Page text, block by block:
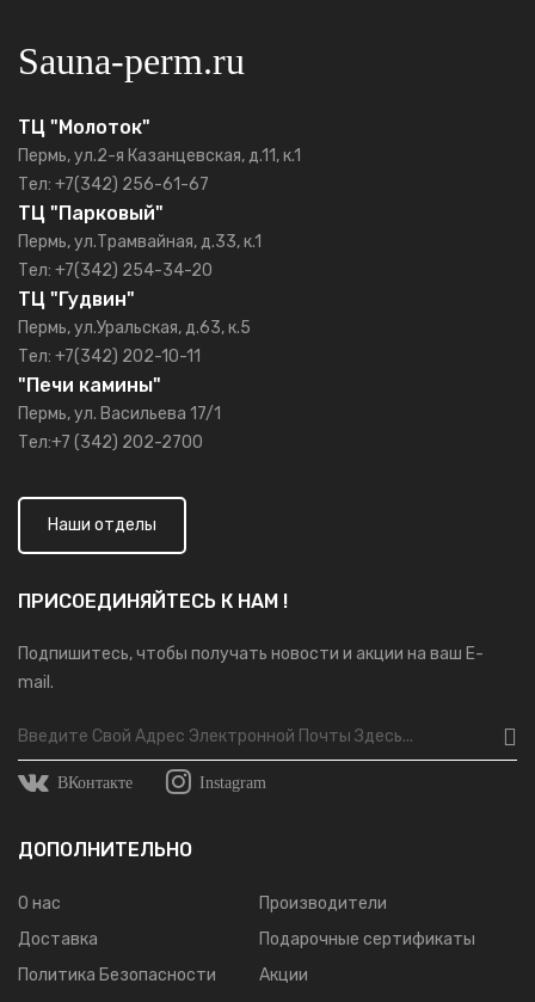
Sauna-perm.ru
ТЦ "Молоток"
Пермь, ул.2-я Казанцевская, д.11, к.1
Тел: +7(342) 256-61-67
ТЦ "Парковый"
Пермь, ул.Трамвайная, д.33, к.1
Тел: +7(342) 254-34-20
ТЦ "Гудвин"
Пермь, ул.Уральская, д.63, к.5
Тел: +7(342) 202-10-11
"Печи камины"
Пермь, ул. Васильева 17/1
Тел:+7 (342) 202-2700
Наши отделы
ПРИСОЕДИНЯЙТЕСЬ К НАМ !
Подпишитесь, чтобы получать новости и акции на ваш E-
mail.
ВКонтакте Instagram
ДОПОЛНИТЕЛЬНО
О нас
Доставка
Политика Безопасности
Производители
Подарочные сертификаты
Акции